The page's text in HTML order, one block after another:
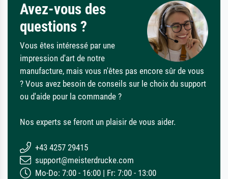
Avez-vous des
questions ?
Vous êtes intéressé par une
impression d'art de notre
manufacture, mais vous n'êtes pas encore sûr de vous
? Vous avez besoin de conseils sur le choix du support
ou d'aide pour la commande ?
Nos experts se feront un plaisir de vous aider.
+43 4257 29415
support@meisterdrucke.com
Mo-Do: 7:00 - 16:00 | Fr: 7:00 - 13:00